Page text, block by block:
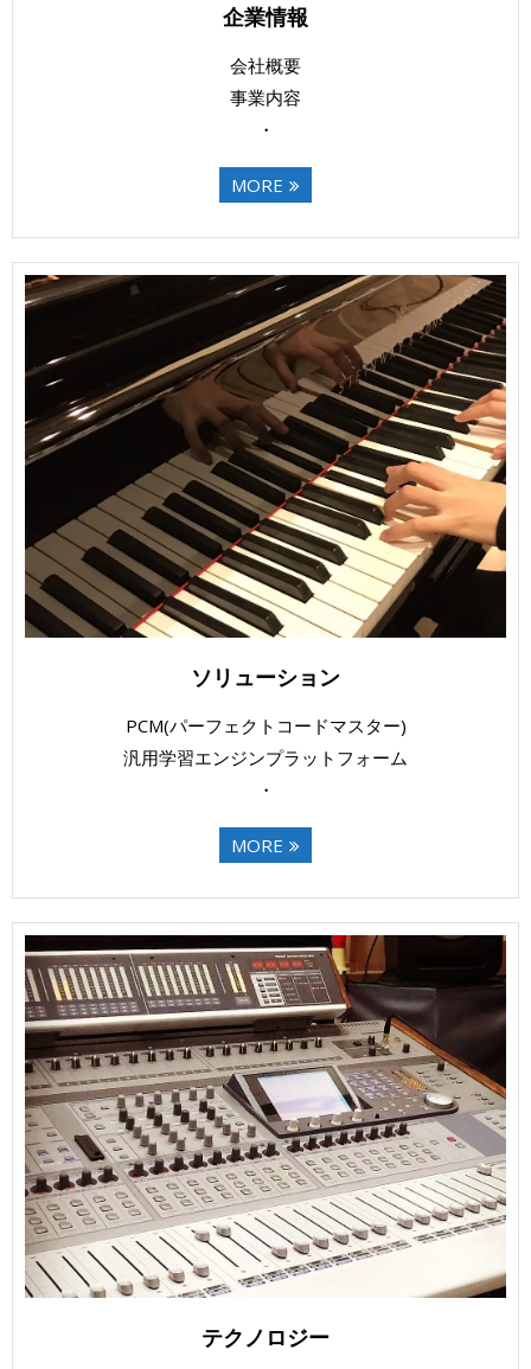
企業情報
会社概要
事業内容
・
MORE
ソリューション
PCM(パーフェクトコードマスター)
汎用学習エンジンプラットフォーム
・
MORE
テクノロジー